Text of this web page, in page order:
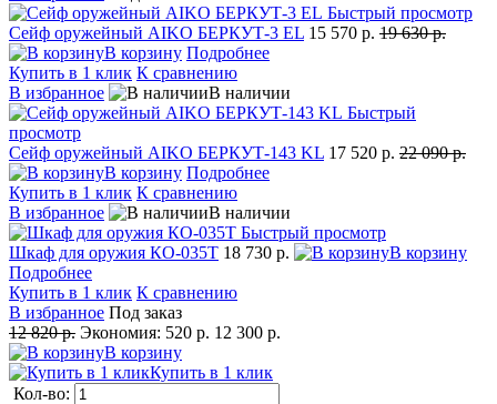
Быстрый просмотр
Сейф оружейный AIKO БЕРКУТ-3 EL 15 570 р. 19 630 р.
В корзину Подробнее
Купить в 1 клик К сравнению
В избранное
В наличии
Быстрый
просмотр
Сейф оружейный AIKO БЕРКУТ-143 KL 17 520 р. 22 090 р.
В корзину Подробнее
Купить в 1 клик К сравнению
В избранное
В наличии
Быстрый просмотр
Шкаф для оружия КО-035Т 18 730 р.
В корзину
Подробнее
Купить в 1 клик К сравнению
В избранное Под заказ
12 820 р. Экономия: 520 р. 12 300 р.
В корзину
Купить в 1 клик
Кол-во: